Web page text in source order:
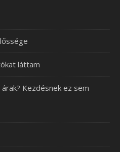
láttam
Kezdésnek ez sem